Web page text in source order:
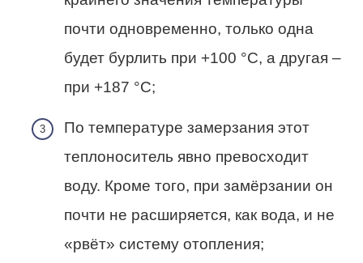
почти одновременно, только одна
будет бурлить при +100 °C, а другая –
при +187 °C;
По температуре замерзания этот
теплоноситель явно превосходит
воду. Кроме того, при замёрзании он
почти не расширяется, как вода, и не
«рвёт» систему отопления;